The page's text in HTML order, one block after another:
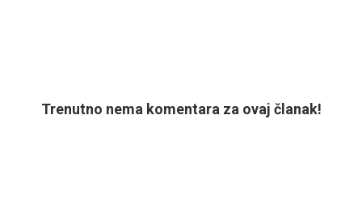
Trenutno nema komentara za ovaj članak!